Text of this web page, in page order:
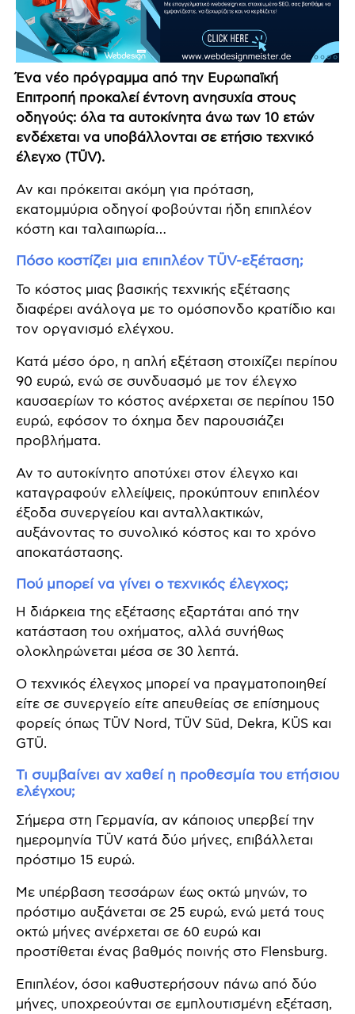
Ένα νέο πρόγραμμα από την Ευρωπαϊκή
Επιτροπή προκαλεί έντονη ανησυχία στους
οδηγούς: όλα τα αυτοκίνητα άνω των 10 ετών
ενδέχεται να υποβάλλονται σε ετήσιο τεχνικό
έλεγχο (TÜV).
Αν και πρόκειται ακόμη για πρόταση,
εκατομμύρια οδηγοί φοβούνται ήδη επιπλέον
κόστη και ταλαιπωρία…
Πόσο κοστίζει μια επιπλέον TÜV-εξέταση;
Το κόστος μιας βασικής τεχνικής εξέτασης
διαφέρει ανάλογα με το ομόσπονδο κρατίδιο και
τον οργανισμό ελέγχου.
Κατά μέσο όρο, η απλή εξέταση στοιχίζει περίπου
90 ευρώ, ενώ σε συνδυασμό με τον έλεγχο
καυσαερίων το κόστος ανέρχεται σε περίπου 150
ευρώ, εφόσον το όχημα δεν παρουσιάζει
προβλήματα.
Αν το αυτοκίνητο αποτύχει στον έλεγχο και
καταγραφούν ελλείψεις, προκύπτουν επιπλέον
έξοδα συνεργείου και ανταλλακτικών,
αυξάνοντας το συνολικό κόστος και το χρόνο
αποκατάστασης.
Πού μπορεί να γίνει ο τεχνικός έλεγχος;
Η διάρκεια της εξέτασης εξαρτάται από την
κατάσταση του οχήματος, αλλά συνήθως
ολοκληρώνεται μέσα σε 30 λεπτά.
Ο τεχνικός έλεγχος μπορεί να πραγματοποιηθεί
είτε σε συνεργείο είτε απευθείας σε επίσημους
φορείς όπως TÜV Nord, TÜV Süd, Dekra, KÜS και
GTÜ.
Τι συμβαίνει αν χαθεί η προθεσμία του ετήσιου
ελέγχου;
Σήμερα στη Γερμανία, αν κάποιος υπερβεί την
ημερομηνία TÜV κατά δύο μήνες, επιβάλλεται
πρόστιμο 15 ευρώ.
Με υπέρβαση τεσσάρων έως οκτώ μηνών, το
πρόστιμο αυξάνεται σε 25 ευρώ, ενώ μετά τους
οκτώ μήνες ανέρχεται σε 60 ευρώ και
προστίθεται ένας βαθμός ποινής στο Flensburg.
Επιπλέον, όσοι καθυστερήσουν πάνω από δύο
μήνες, υποχρεούνται σε εμπλουτισμένη εξέταση,